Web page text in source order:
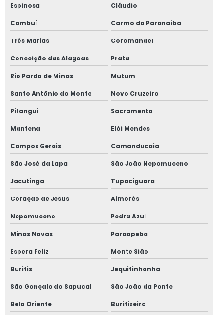
Porca km 11
Porca km 120
Porca km 13
Porca km 14
Porca km 16
Porca km 17
Porca km 18
Porca km 20
Porca km 22
Porca km 23
Espinosa Cláudio
Cambuí Carmo do Paranaíba
Três Marias Coromandel
Conceição das Alagoas Prata
Rio Pardo de Minas Mutum
Santo Antônio do Monte Novo Cruzeiro
Pitangui Sacramento
Mantena Elói Mendes
Campos Gerais Camanducaia
São José da Lapa São João Nepomuceno
Jacutinga Tupaciguara
Coração de Jesus Aimorés
Nepomuceno Pedra Azul
Minas Novas Paraopeba
Espera Feliz Monte Sião
Buritis Jequitinhonha
São Gonçalo do Sapucaí São João da Ponte
Belo Oriente Buritizeiro